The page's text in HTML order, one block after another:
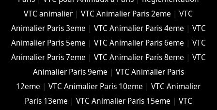
VTC animalier |VTC Animalier Paris 2eme |VTC
Animalier Paris 3eme | VTC Animalier Paris 4eme | VTC
Animalier Paris 5eme | VTC Animalier Paris 6eme | VTC
Animalier Paris 7eme | VTC Animalier Paris 8eme | VTC
Animalier Paris 9eme | VTC Animalier Paris
12eme |VTC Animalier Paris 10eme |VTC Animalier
Paris 13eme | VTC Animalier Paris 15eme | VTC